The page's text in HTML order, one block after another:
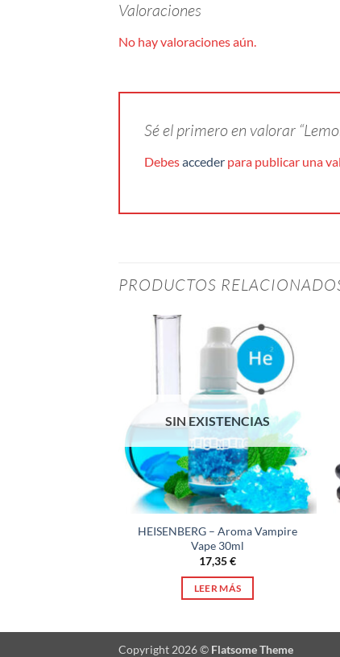
Valoraciones
No hay valoraciones aún.
Sé el primero en valorar
Debesacceder para publicar una
PRODUCTOS
SIN EXISTENCIAS
HEISENBERG – Aroma Vampire
Vape 30ml
17,35€
LEER MÁS
Copyright 2026 © Flatsome Theme